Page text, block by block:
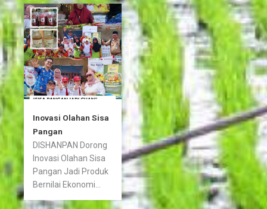
Inovasi Olahan Sisa
Pangan
DISHANPAN Dorong
Inovasi Olahan Sisa
Pangan Jadi Produk
Bernilai Ekonomi...